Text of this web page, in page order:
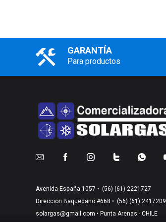
GARANTÍA
Para productos
Avenida España 1057 • (56) (61) 2221727
Direccion Baquedano #668 • (56) (61) 2417209
solargas@gmail.com • Punta Arenas - CHILE